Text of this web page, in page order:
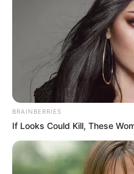
Song Hye Kyo(-2019)
Profesi: Aktor, Penyanyi
Hobi: Olahraga Judo
Facebook: –
Twitter: –
Instagram:@hi_songjoongki
BRAINBERRIES
If Looks Could Kill, These